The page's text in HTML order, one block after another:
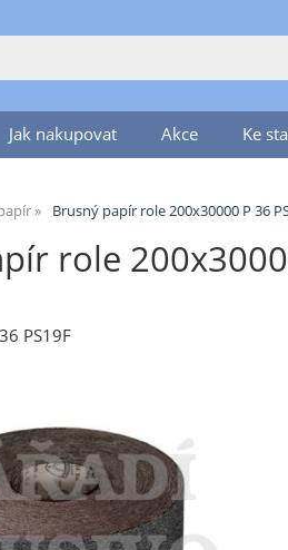
Jak nakupovat Akce Ke
Brusný papír role 200x30000 P 36
role
PS19F